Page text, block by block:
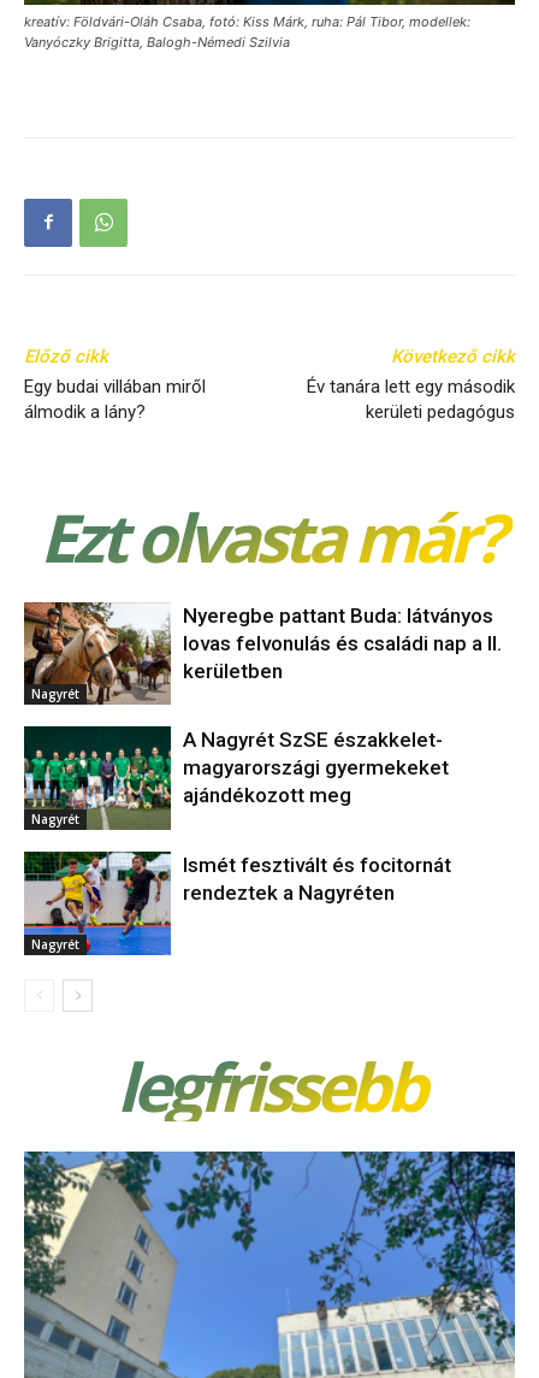
kreatív: Földvári-Oláh Csaba, fotó: Kiss Márk, ruha: Pál Tibor, modellek:
Vanyóczky Brigitta, Balogh-Némedi Szilvia
Előző cikk
Egy budai villában miről
álmodik a lány?
Következő cikk
Év tanára lett egy második
kerületi pedagógus
Ezt olvasta már?
Nagyrét
Nyeregbe pattant Buda: látványos
lovas felvonulás és családi nap a II.
kerületben
Nagyrét
A Nagyrét SzSE északkelet-
magyarországi gyermekeket
ajándékozott meg
Nagyrét
Ismét fesztivált és focitornát
rendeztek a Nagyréten
legfrissebb